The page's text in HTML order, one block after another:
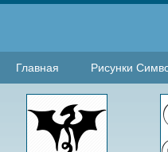
Главная Рисунки